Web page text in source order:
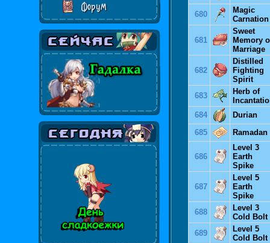
Форум
680
Magic
Carnation
681
Sweet
Memory
Marriage
682
Distilled
Fighting
Spirit
683
Herb of
684
Durian
685
Ramadan
686
Level 3
Earth
Spike
687
Level 5
Earth
Spike
688
Level 3
Cold Bolt
689
Level 5
Cold Bolt